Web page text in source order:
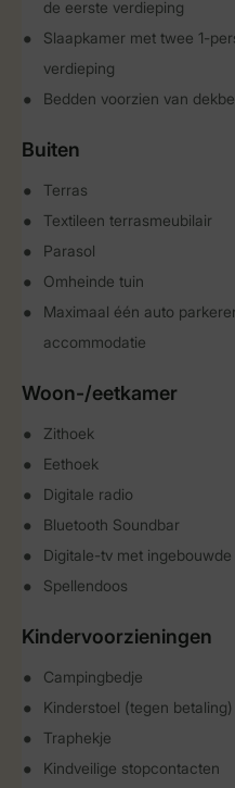
de eerste verdieping
Slaapkamer met twee 1-
verdieping
Bedden voorzien van
Buiten
Terras
Textileen terrasmeubilair
Parasol
Omheinde tuin
Maximaal één auto
accommodatie
Woon-/eetkamer
Zithoek
Eethoek
Digitale radio
Bluetooth Soundbar
Digitale-tv met
Spellendoos
Kindervoorzieningen
Campingbedje
Kinderstoel (tegen betaling)
Traphekje
Kindveilige stopcontacten